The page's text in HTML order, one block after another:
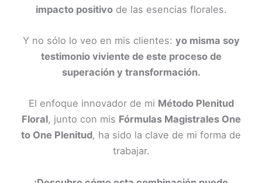
impacto positivode las esencias florales.
Y no sólo lo veo en mis clientes: yo misma soy
testimonio viviente de este proceso de
superación y transformación.
El enfoque innovador de mi Método Plenitud
Floral, junto con mis Fórmulas Magistrales One
to One Plenitud, ha sido la clave de mi forma de
trabajar.